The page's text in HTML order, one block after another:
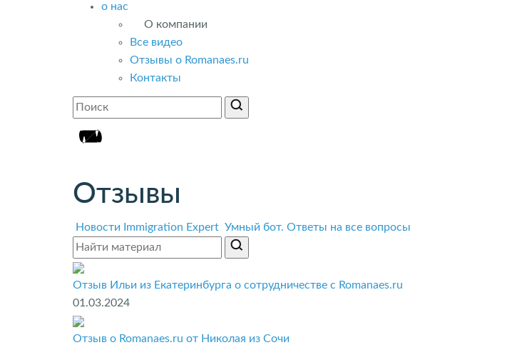
о нас
О компании
Все видео
Отзывы о Romanaes.ru
Контакты
Отзывы
Новости Immigration Expert Умный бот. Ответы на все вопросы
Отзыв Ильи из Екатеринбурга о сотрудничестве с Romanaes.ru
01.03.2024
Отзыв о Romanaes.ru от Николая из Сочи